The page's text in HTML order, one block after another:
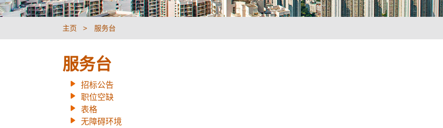
主页 服务台
服务台
招标公告
职位空缺
表格
无障碍环境